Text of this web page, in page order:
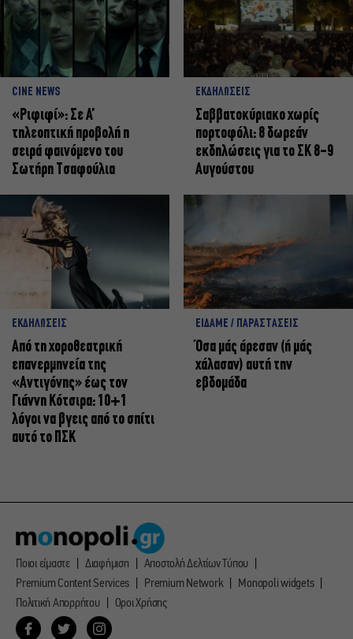
CINE NEWS
«Ριφιφί»: Σε Α’
τηλεοπτική προβολή η
σειρά φαινόμενο του
Σωτήρη Τσαφούλια
ΕΚΔΗΛΩΣΕΙΣ
Σαββατοκύριακο χωρίς
πορτοφόλι: 8 δωρεάν
εκδηλώσεις για το ΣΚ 8-9
Αυγούστου
ΕΚΔΗΛΩΣΕΙΣ
Από τη χοροθεατρική
επανερμηνεία της
«Αντιγόνης» έως τον
Γιάννη Κότσιρα: 10+1
λόγοι να βγεις από το σπίτι
αυτό το ΠΣΚ
ΕΙΔΑΜΕ / ΠΑΡΑΣΤΑΣΕΙΣ
Όσα μάς άρεσαν (ή μάς
χάλασαν) αυτή την
εβδομάδα
Ποιοι είμαστε Διαφήμιση
Αποστολή Δελτίων Τύπου
Premium Content Services
Premium Network
Monopoli widgets
Πολιτική Απορρήτου
Οροι Χρήσης